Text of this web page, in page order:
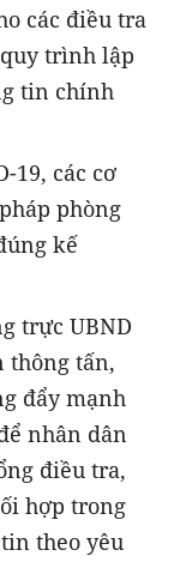
các điều tra
trình lập
tin chính
19, các cơ
phòng
kế
trực UBND
thông tấn,
đẩy mạnh
nhân dân
điều tra,
hợp trong
theo yêu